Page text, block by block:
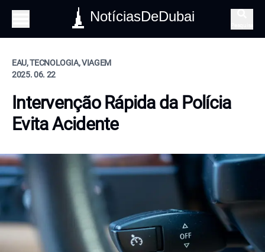
NotíciasDeDubai
EAU, TECNOLOGIA, VIAGEM
2025. 06. 22
Intervenção Rápida da Polícia
Evita Acidente